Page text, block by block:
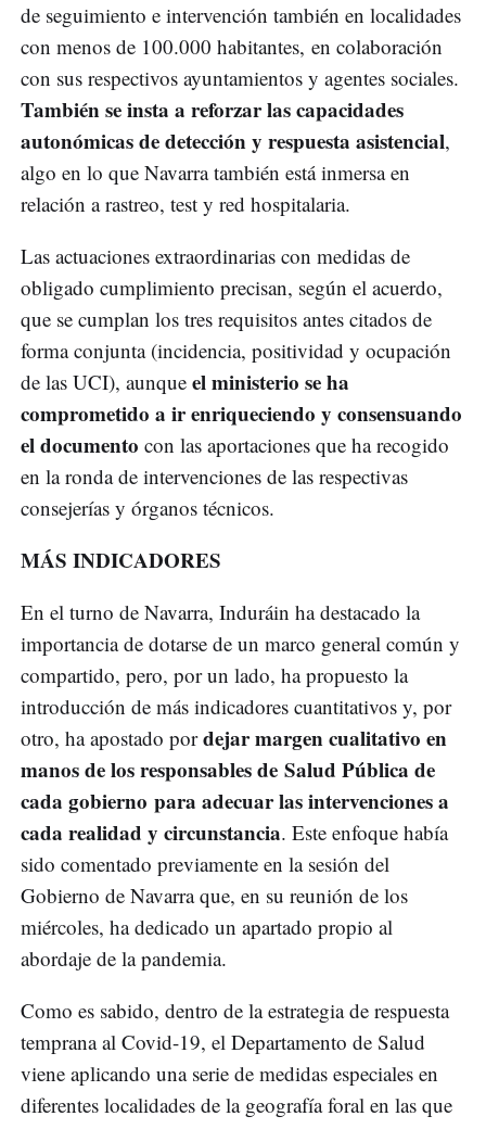
de seguimiento e intervención también en localidades
con menos de 100.000 habitantes, en colaboración
con sus respectivos ayuntamientos y agentes sociales.
También se insta a reforzar las capacidades
autonómicas de detección y respuesta asistencial,
algo en lo que Navarra también está inmersa en
relación a rastreo, test y red hospitalaria.
Las actuaciones extraordinarias con medidas de
obligado cumplimiento precisan, según el acuerdo,
que se cumplan los tres requisitos antes citados de
forma conjunta (incidencia, positividad y ocupación
de las UCI), aunque el ministerio se ha
comprometido a ir enriqueciendo y consensuando
el documento con las aportaciones que ha recogido
en la ronda de intervenciones de las respectivas
consejerías y órganos técnicos.
MÁS INDICADORES
En el turno de Navarra, Induráin ha destacado la
importancia de dotarse de un marco general común y
compartido, pero, por un lado, ha propuesto la
introducción de más indicadores cuantitativos y, por
otro, ha apostado pordejar margen cualitativo en
manos de los responsables de Salud Pública de
cada gobierno para adecuar las intervenciones a
cada realidad y circunstancia. Este enfoque había
sido comentado previamente en la sesión del
Gobierno de Navarra que, en su reunión de los
miércoles, ha dedicado un apartado propio al
abordaje de la pandemia.
Como es sabido, dentro de la estrategia de respuesta
temprana al Covid-19, el Departamento de Salud
viene aplicando una serie de medidas especiales en
diferentes localidades de la geografía foral en las que